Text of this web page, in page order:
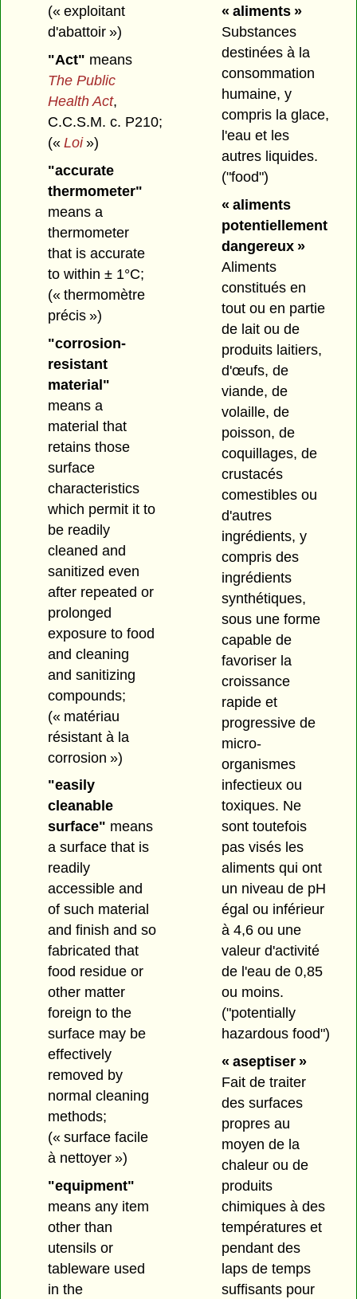
(« exploitant
d'abattoir »)
"Act" means
The Public
Health Act,
C.C.S.M. c. P210;
(« Loi»)
"accurate
thermometer"
means a
thermometer
that is accurate
to within ± 1°C;
(« thermomètre
précis »)
"corrosion-
resistant
material"
means a
material that
retains those
surface
characteristics
which permit it to
be readily
cleaned and
sanitized even
after repeated or
prolonged
exposure to food
and cleaning
and sanitizing
compounds;
(« matériau
résistant à la
corrosion »)
"easily
cleanable
surface" means
a surface that is
readily
accessible and
of such material
and finish and so
fabricated that
food residue or
other matter
foreign to the
surface may be
effectively
removed by
normal cleaning
methods;
(« surface facile
à nettoyer »)
"equipment"
means any item
other than
utensils or
tableware used
in the
« aliments »
Substances
destinées à la
consommation
humaine, y
compris la glace,
l'eau et les
autres liquides.
("food")
« aliments
potentiellement
dangereux »
Aliments
constitués en
tout ou en partie
de lait ou de
produits laitiers,
d'œufs, de
viande, de
volaille, de
poisson, de
coquillages, de
crustacés
comestibles ou
d'autres
ingrédients, y
compris des
ingrédients
synthétiques,
sous une forme
capable de
favoriser la
croissance
rapide et
progressive de
micro-
organismes
infectieux ou
toxiques. Ne
sont toutefois
pas visés les
aliments qui ont
un niveau de pH
égal ou inférieur
à 4,6 ou une
valeur d'activité
de l'eau de 0,85
ou moins.
("potentially
hazardous food")
« aseptiser »
Fait de traiter
des surfaces
propres au
moyen de la
chaleur ou de
produits
chimiques à des
températures et
pendant des
laps de temps
suffisants pour